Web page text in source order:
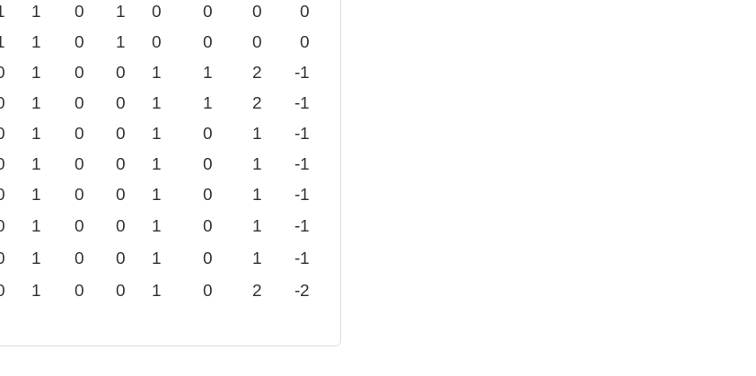
1 0 1 0 0 0
0
1 0 1 0 0 0
0
1 0 0 1 1 2
-1
1 0 0 1 1 2
-1
1 0 0 1 0 1
-1
1 0 0 1 0 1
-1
1 0 0 1 0 1
-1
1 0 0 1 0 1
-1
1 0 0 1 0 1
-1
1 0 0 1 0 2 -2